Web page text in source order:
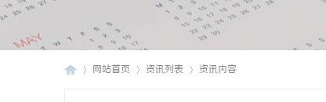
网站首页 资讯列表 资讯内容